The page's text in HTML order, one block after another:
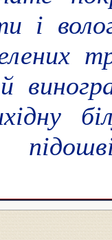
і